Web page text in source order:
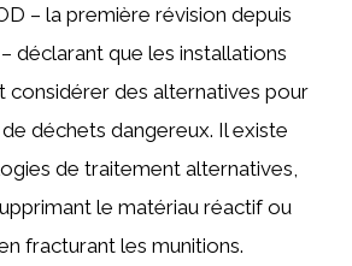
– la première révision depuis
déclarant que les installations
considérer des alternatives pour
déchets dangereux. Il existe
de traitement alternatives,
le matériau réactif ou
fracturant les munitions.